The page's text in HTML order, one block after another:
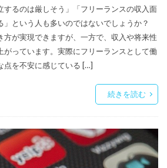
するのは厳しそう」「フリーランスの収入面
」という人も多いのではないでしょうか？
方が実現できますが、一方で、収入や将来性
がっています。実際にフリーランスとして働
点を不安に感じている […]
続きを読む